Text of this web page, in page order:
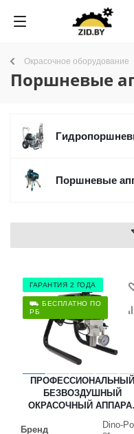
Окрасочное оборудование
Поршневые
Поршневые
ГАРАНТИЯ 2 ГОДА
⛟ БЕСПЛАТНО ПО
РБ
ПРОФЕССИОНАЛЬНЫЙ
БЕЗВОЗДУШНЫЙ
ОКРАСОЧНЫЙ
Бренд
Dino-